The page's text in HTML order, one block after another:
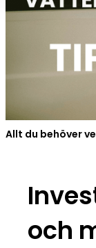
Allt du behöver
och